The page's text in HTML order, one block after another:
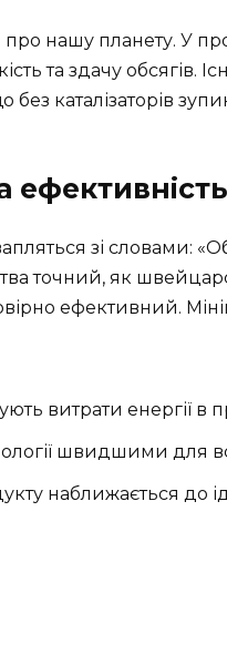
про нашу планету. У
та здачу обсягів.
без каталізаторів
зі словами:
точний, як
ефективний.
витрати енергії в
швидшими для
наближається до